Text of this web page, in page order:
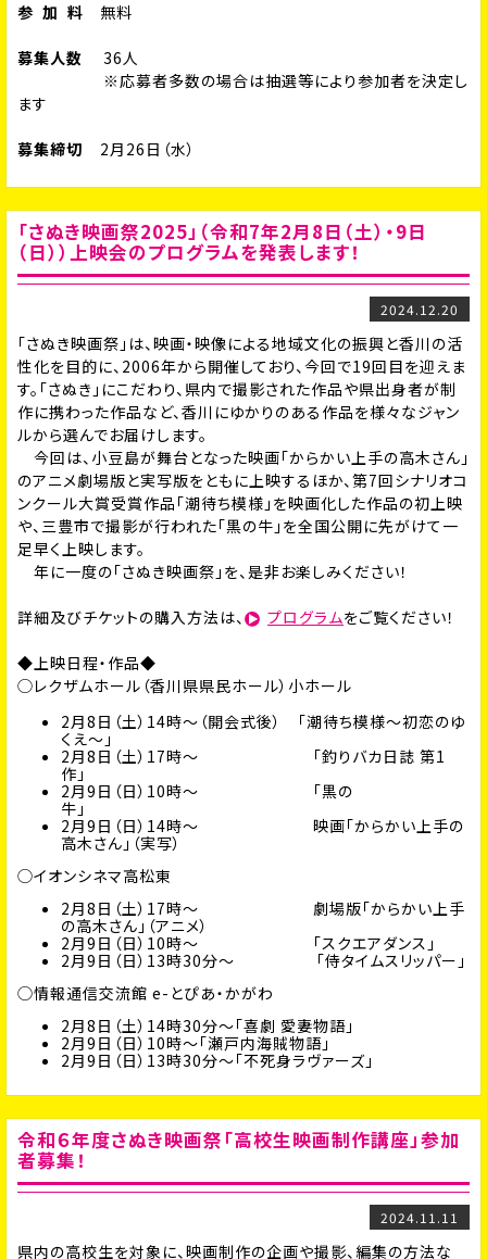
参 加 料 無料
募集人数 36人
※応募者多数の場合は抽選等により参加者を決定し
ます
募集締切 2月26日（水）
「さぬき映画祭2025」（令和7年2月8日（土）・9日
（日））上映会のプログラムを発表します！
2024.12.20
「さぬき映画祭」は、映画・映像による地域文化の振興と香川の活
性化を目的に、2006年から開催しており、今回で19回目を迎えま
す。「さぬき」にこだわり、県内で撮影された作品や県出身者が制
作に携わった作品など、香川にゆかりのある作品を様々なジャン
ルから選んでお届けします。
今回は、小豆島が舞台となった映画「からかい上手の高木さん」
のアニメ劇場版と実写版をともに上映するほか、第7回シナリオコ
ンクール大賞受賞作品「潮待ち模様」を映画化した作品の初上映
や、三豊市で撮影が行われた「黒の牛」を全国公開に先がけて一
足早く上映します。
年に一度の「さぬき映画祭」を、是非お楽しみください！
詳細及びチケットの購入方法は、 プログラムをご覧ください！
◆上映日程・作品◆
◯レクザムホール（香川県県民ホール）小ホール
2月8日（土）14時〜（開会式後） 「潮待ち模様〜初恋のゆ
くえ〜」
2月8日（土）17時〜 「釣りバカ日誌 第1
作」
2月9日（日）10時〜 「黒の
牛」
2月9日（日）14時〜 映画「からかい上手の
高木さん」（実写）
◯イオンシネマ高松東
2月8日（土）17時〜 劇場版「からかい上手
の高木さん」（アニメ）
2月9日（日）10時〜 「スクエアダンス」
2月9日（日）13時30分〜 「侍タイムスリッパー」
◯情報通信交流館 e-とぴあ・かがわ
2月8日（土）14時30分〜「喜劇 愛妻物語」
2月9日（日）10時〜「瀬戸内海賊物語」
2月9日（日）13時30分〜「不死身ラヴァーズ」
令和６年度さぬき映画祭「高校生映画制作講座」参加
者募集！
2024.11.11
県内の高校生を対象に、映画制作の企画や撮影、編集の方法な